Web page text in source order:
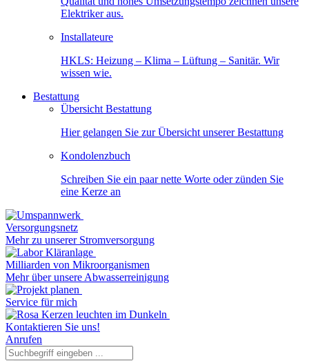
Elektriker aus.
Installateure
HKLS: Heizung – Klima – Lüftung – Sanitär. Wir
wissen wie.
Bestattung
Übersicht Bestattung
Hier gelangen Sie zur Übersicht unserer Bestattung
Kondolenzbuch
Schreiben Sie ein paar nette Worte oder zünden Sie
eine Kerze an
Versorgungsnetz
Mehr zu unserer Stromversorgung
Milliarden von Mikroorganismen
Mehr über unsere Abwasserreinigung
Service für mich
Kontaktieren Sie uns!
Anrufen